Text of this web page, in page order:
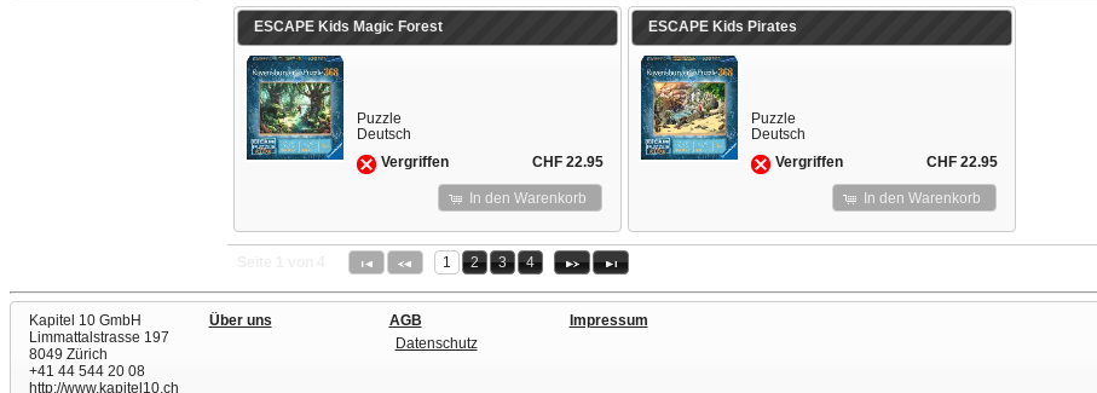
ESCAPE Kids Magic Forest
Puzzle
Deutsch
Vergriffen
CHF 22.95
In den Warenkorb
ESCAPE Kids Pirates
Puzzle
Deutsch
Vergriffen
CHF 22.95
In den Warenkorb
1 2 3 4
Kapitel 10 GmbH
Limmattalstrasse 197
8049 Zürich
+41 44 544 20 08
http://www.kapitel10.ch
Über uns
AGB
Datenschutz
Impressum